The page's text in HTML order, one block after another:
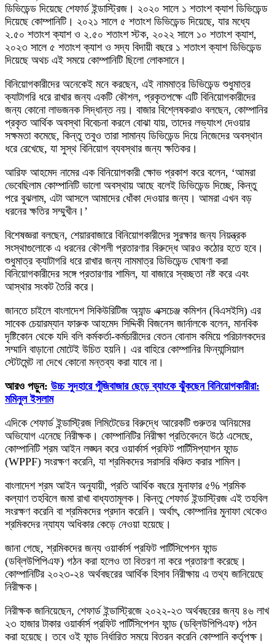
ডিভিডেন্ড দিয়েছে শেফার্ড ইন্ডাস্ট্রিজ। ২০২০ সালে ১ শতাংশ ক্যাশ ডিভিডেন্ড
দিয়েছে কোম্পানিটি। ২০২১ সালে ৫ শতাংশ ডিভিডেন্ড দিয়েছে, যার মধ্যে
২.৫০ শতাংশ ক্যাশ ও ২.৫০ শতাংশ স্টক, ২০২২ সালে ১০ শতাংশ ক্যাশ,
২০২৩ সালে ৫ শতাংশ ক্যাশ ও সদ্য বিদায়ী বছরে ১ শতাংশ ক্যাশ ডিভিডেন্ড
দিয়েছে অথচ এই সময়ে কোম্পানিটি ছিলো লোকসানে।
বিনিয়োগকারীদের অনেকেই মনে করছেন, এই নামমাত্র ডিভিডেন্ড শুধুমাত্র
ক্যাটাগরি ধরে রাখার জন্য একটি কৌশল, প্রকৃতপক্ষে এটি বিনিয়োগকারীদের
জন্য কোনো লাভজনক সিদ্ধান্ত নয়। বাজার বিশ্লেষকরাও বলছেন, কোম্পানির
প্রকৃত আর্থিক অবস্থা বিবেচনা করলে বোঝা যায়, তাদের লভ্যাংশ দেওয়ার
সক্ষমতা কমেছে, কিন্তু তবুও তারা সামান্য ডিভিডেন্ড দিয়ে নিজেদের অবস্থান
ধরে রেখেছে, যা সুস্থ বিনিয়োগ ব্যবস্থার জন্য ক্ষতিকর।
আরিফ আহমেদ নামের এক বিনিয়োগকারী ক্ষোভ প্রকাশ করে বলেন, ‘আমরা
ভেবেছিলাম কোম্পানিটি ভালো অবস্থায় আছে বলেই ডিভিডেন্ড দিচ্ছে, কিন্তু
পরে বুঝলাম, এটা আসলে আমাদের ধোঁকা দেওয়ার জন্য। আমরা এখন বড়
ধরনের ক্ষতির সম্মুখীন।’
বিশেষজ্ঞরা বলছেন, শেয়ারবাজারে বিনিয়োগকারীদের সুরক্ষার জন্য নিয়ন্ত্রক
সংস্থাগুলোকে এ ধরনের কৌশলী প্রতারণার বিরুদ্ধে আরও কঠোর হতে হবে।
শুধুমাত্র ক্যাটাগরি ধরে রাখার জন্য নামমাত্র ডিভিডেন্ড ঘোষণা করা
বিনিয়োগকারীদের সঙ্গে প্রতারণার শামিল, যা বাজারে স্বচ্ছতা নষ্ট করে এবং
আস্থার সংকট তৈরি করে।
জানতে চাইলে বাংলাদেশ সিকিউরিটিজ অ্যান্ড এক্সচেঞ্জ কমিশন (বিএসইসি) এর
সাবেক চেয়ারম্যান ফারুক আহমেদ সিদ্দিকী বিজনেস জার্নালকে বলেন, মানবিক
দৃষ্টিকোন থেকে যদি বলি কর্মকর্তা-কর্মচারীদের বেতন বোনাস কমিয়ে পরিচালকদের
সম্মানি বাড়ানো মোটেই উচিত হয়নি। এর বাহিরে কোম্পানির ফিন্যান্সিয়াল
স্টেটমেন্ট না দেখে কোনো মন্তব্য করা যাবে না।
আরও পড়ুন: উচ্চ সুদহারে পুঁজিবাজার ছেড়ে ব্যাংকে ঝুঁকছেন বিনিয়োগকারীরা:
মমিনুল ইসলাম
এদিকে শেফার্ড ইন্ডাস্ট্রিজ লিমিটেডের বিরুদ্ধে আরেকটি গুরুতর অনিয়মের
অভিযোগ এনেছে নিরীক্ষক। কোম্পানিটির নিরীক্ষা প্রতিবেদনে উঠে এসেছে,
কোম্পানিটি শ্রম আইন লঙ্ঘন করে ওয়ার্কার্স প্রফিট পার্টিসিপ্যাশন ফান্ড
(WPPF) সংরক্ষণ করেনি, যা শ্রমিকদের সরাসরি বঞ্চিত করার শামিল।
বাংলাদেশ শ্রম আইন অনুযায়ী, প্রতি আর্থিক বছরে মুনাফার ৫% শ্রমিক
কল্যাণ তহবিলে জমা রাখা বাধ্যতামূলক। কিন্তু শেফার্ড ইন্ডাস্ট্রিজ এই তহবিল
সংরক্ষণ করেনি বা শ্রমিকদের প্রদান করেনি। অর্থাৎ, কোম্পানির মুনাফা থেকেও
শ্রমিকদের ন্যায্য অধিকার কেড়ে নেওয়া হয়েছে।
জানা গেছে, শ্রমিকদের জন্য ওয়ার্কার্স প্রফিট পার্টিসিপেশন ফান্ড
(ডব্লিউপিপিএফ) গঠন করা হলেও তা বিতরণ না করে প্রতারণা করেছে।
কোম্পানিটির ২০২৩-২৪ অর্থবছরের আর্থিক হিসাব নিরীক্ষায় এ তথ্য জানিয়েছে
নিরীক্ষক।
নিরীক্ষক জানিয়েছেন, শেফার্ড ইন্ডাস্ট্রিজে ২০২২-২৩ অর্থবছরের জন্য ৪৬ লাখ
২৩ হাজার টাকার ওয়ার্কার্স প্রফিট পার্টিসিপেশন ফান্ড (ডব্লিউপিপিএফ) গঠন
করা হয়েছে। তবে ওই ফান্ড নির্ধারিত সময়ে বিতরন করেনি কোম্পানি কর্তৃপক্ষ।